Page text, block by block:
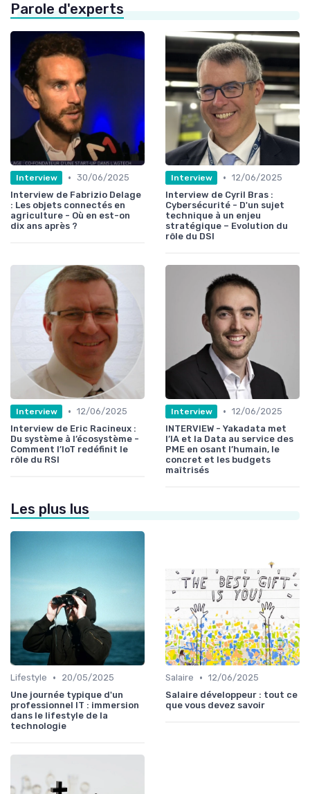
Parole d'experts
Interview • 30/06/2025
Interview de Fabrizio Delage
: Les objets connectés en
agriculture - Où en est-on
dix ans après ?
Interview • 12/06/2025
Interview de Cyril Bras :
Cybersécurité - D'un sujet
technique à un enjeu
stratégique – Evolution du
rôle du DSI
Interview • 12/06/2025
Interview de Eric Racineux :
Du système à l’écosystème -
Comment l’IoT redéfinit le
rôle du RSI
Interview • 12/06/2025
INTERVIEW - Yakadata met
l’IA et la Data au service des
PME en osant l’humain, le
concret et les budgets
maîtrisés
Les plus lus
Lifestyle •
20/05/2025
Une journée typique d'un
professionnel IT : immersion
dans le lifestyle de la
technologie
Salaire • 12/06/2025
Salaire développeur : tout ce
que vous devez savoir